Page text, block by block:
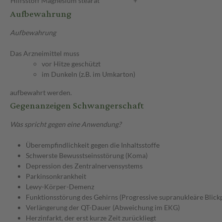
Aufbewahrung
Aufbewahrung
Das Arzneimittel muss
vor Hitze geschützt
im Dunkeln (z.B. im Umkarton)
aufbewahrt werden.
Gegenanzeigen Schwangerschaft
Was spricht gegen eine Anwendung?
Überempfindlichkeit gegen die Inhaltsstoffe
Schwerste Bewusstseinsstörung (Koma)
Depression des Zentralnervensystems
Parkinsonkrankheit
Lewy-Körper-Demenz
Funktionsstörung des Gehirns (Progressive supranukleäre
Verlängerung der QT-Dauer (Abweichung im EKG)
Herzinfarkt, der erst kurze Zeit zurückliegt